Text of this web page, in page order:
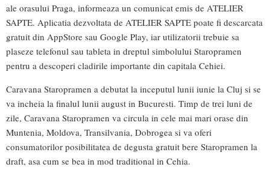
ale orasului Praga, informeaza un comunicat emis de ATELIER
SAPTE. Aplicatia dezvoltata de ATELIER SAPTE poate fi descarcata
gratuit din AppStore sau Google Play, iar utilizatorii trebuie sa
plaseze telefonul sau tableta in dreptul simbolului Staropramen
pentru a descoperi cladirile importante din capitala Cehiei.
Caravana Staropramen a debutat la inceputul lunii iunie la Cluj si se
va incheia la finalul lunii august in Bucuresti. Timp de trei luni de
zile, Caravana Staropramen va circula in cele mai mari orase din
Muntenia, Moldova, Transilvania, Dobrogea si va oferi
consumatorilor posibilitatea de degusta gratuit bere Staropramen la
draft, asa cum se bea in mod traditional in Cehia.